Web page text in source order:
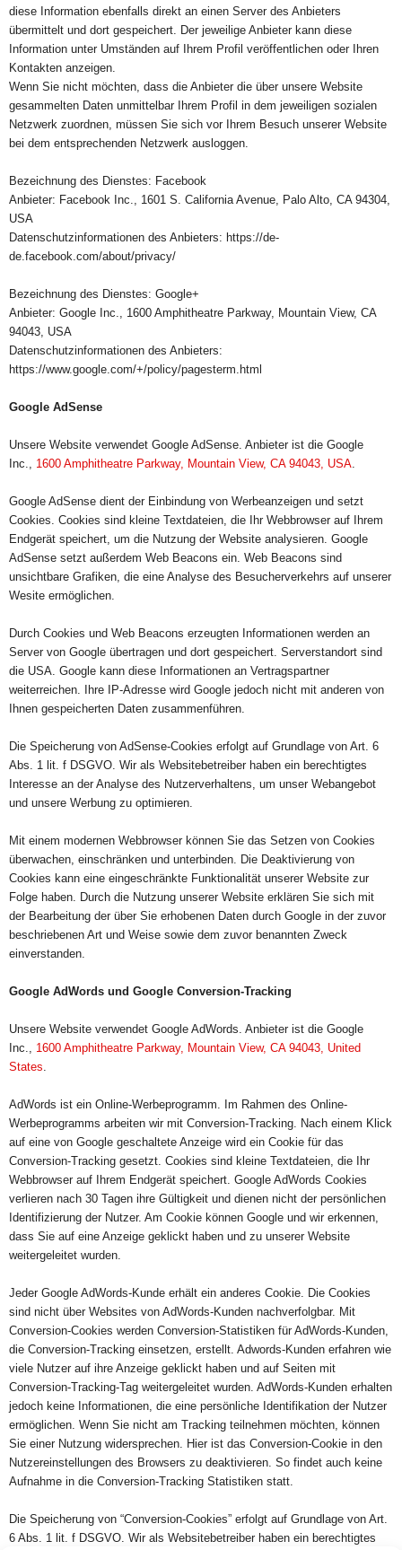
diese Information ebenfalls direkt an einen Server des Anbieters
übermittelt und dort gespeichert. Der jeweilige Anbieter kann diese
Information unter Umständen auf Ihrem Profil veröffentlichen oder Ihren
Kontakten anzeigen.
Wenn Sie nicht möchten, dass die Anbieter die über unsere Website
gesammelten Daten unmittelbar Ihrem Profil in dem jeweiligen sozialen
Netzwerk zuordnen, müssen Sie sich vor Ihrem Besuch unserer Website
bei dem entsprechenden Netzwerk ausloggen.
Bezeichnung des Dienstes: Facebook
Anbieter: Facebook Inc., 1601 S. California Avenue, Palo Alto, CA 94304,
USA
Datenschutzinformationen des Anbieters: https://de-
de.facebook.com/about/privacy/
Bezeichnung des Dienstes: Google+
Anbieter: Google Inc., 1600 Amphitheatre Parkway, Mountain View, CA
94043, USA
Datenschutzinformationen des Anbieters:
https://www.google.com/+/policy/pagesterm.html
Google AdSense
Unsere Website verwendet Google AdSense. Anbieter ist die Google
Inc., 1600 Amphitheatre Parkway, Mountain View, CA 94043, USA.
Google AdSense dient der Einbindung von Werbeanzeigen und setzt
Cookies. Cookies sind kleine Textdateien, die Ihr Webbrowser auf Ihrem
Endgerät speichert, um die Nutzung der Website analysieren. Google
AdSense setzt außerdem Web Beacons ein. Web Beacons sind
unsichtbare Grafiken, die eine Analyse des Besucherverkehrs auf unserer
Wesite ermöglichen.
Durch Cookies und Web Beacons erzeugten Informationen werden an
Server von Google übertragen und dort gespeichert. Serverstandort sind
die USA. Google kann diese Informationen an Vertragspartner
weiterreichen. Ihre IP-Adresse wird Google jedoch nicht mit anderen von
Ihnen gespeicherten Daten zusammenführen.
Die Speicherung von AdSense-Cookies erfolgt auf Grundlage von Art. 6
Abs. 1 lit. f DSGVO. Wir als Websitebetreiber haben ein berechtigtes
Interesse an der Analyse des Nutzerverhaltens, um unser Webangebot
und unsere Werbung zu optimieren.
Mit einem modernen Webbrowser können Sie das Setzen von Cookies
überwachen, einschränken und unterbinden. Die Deaktivierung von
Cookies kann eine eingeschränkte Funktionalität unserer Website zur
Folge haben. Durch die Nutzung unserer Website erklären Sie sich mit
der Bearbeitung der über Sie erhobenen Daten durch Google in der zuvor
beschriebenen Art und Weise sowie dem zuvor benannten Zweck
einverstanden.
Google AdWords und Google Conversion-Tracking
Unsere Website verwendet Google AdWords. Anbieter ist die Google
Inc., 1600 Amphitheatre Parkway, Mountain View, CA 94043, United
States.
AdWords ist ein Online-Werbeprogramm. Im Rahmen des Online-
Werbeprogramms arbeiten wir mit Conversion-Tracking. Nach einem Klick
auf eine von Google geschaltete Anzeige wird ein Cookie für das
Conversion-Tracking gesetzt. Cookies sind kleine Textdateien, die Ihr
Webbrowser auf Ihrem Endgerät speichert. Google AdWords Cookies
verlieren nach 30 Tagen ihre Gültigkeit und dienen nicht der persönlichen
Identifizierung der Nutzer. Am Cookie können Google und wir erkennen,
dass Sie auf eine Anzeige geklickt haben und zu unserer Website
weitergeleitet wurden.
Jeder Google AdWords-Kunde erhält ein anderes Cookie. Die Cookies
sind nicht über Websites von AdWords-Kunden nachverfolgbar. Mit
Conversion-Cookies werden Conversion-Statistiken für AdWords-Kunden,
die Conversion-Tracking einsetzen, erstellt. Adwords-Kunden erfahren wie
viele Nutzer auf ihre Anzeige geklickt haben und auf Seiten mit
Conversion-Tracking-Tag weitergeleitet wurden. AdWords-Kunden erhalten
jedoch keine Informationen, die eine persönliche Identifikation der Nutzer
ermöglichen. Wenn Sie nicht am Tracking teilnehmen möchten, können
Sie einer Nutzung widersprechen. Hier ist das Conversion-Cookie in den
Nutzereinstellungen des Browsers zu deaktivieren. So findet auch keine
Aufnahme in die Conversion-Tracking Statistiken statt.
Die Speicherung von “Conversion-Cookies” erfolgt auf Grundlage von Art.
6 Abs. 1 lit. f DSGVO. Wir als Websitebetreiber haben ein berechtigtes